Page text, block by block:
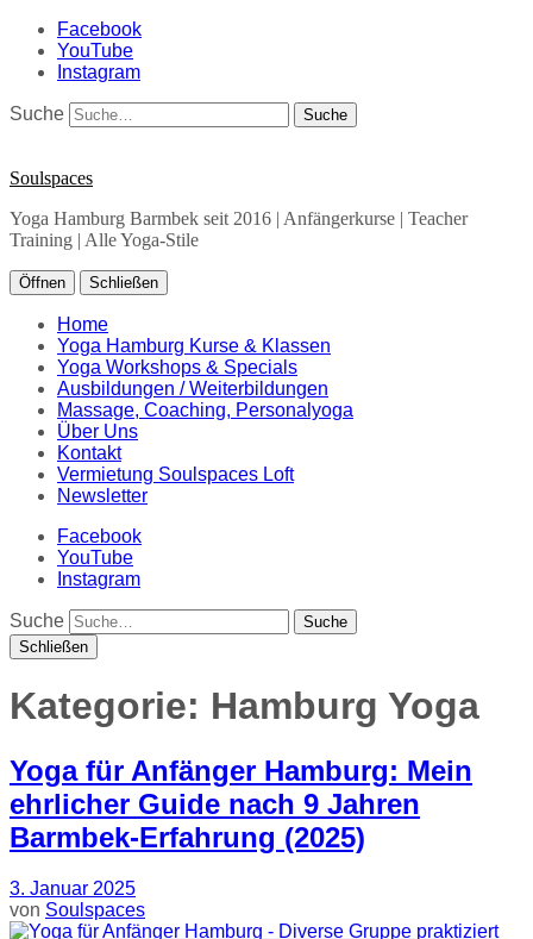
Facebook
YouTube
Instagram
Suche
Soulspaces
Yoga Hamburg Barmbek seit 2016 | Anfängerkurse | Teacher
Training | Alle Yoga-Stile
Öffnen Schließen
Home
Yoga Hamburg Kurse & Klassen
Yoga Workshops & Specials
Ausbildungen / Weiterbildungen
Massage, Coaching, Personalyoga
Über Uns
Kontakt
Vermietung Soulspaces Loft
Newsletter
Facebook
YouTube
Instagram
Suche
Schließen
Kategorie: Hamburg Yoga
Yoga für Anfänger Hamburg: Mein
ehrlicher Guide nach 9 Jahren
Barmbek-Erfahrung (2025)
3. Januar 2025
von Soulspaces